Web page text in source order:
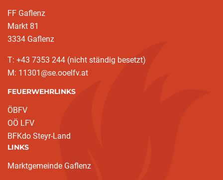
FF Gaflenz
Markt 81
3334 Gaflenz
T: +43 7353 244 (nicht ständig besetzt)
M: 11301@se.ooelfv.at
FEUERWEHRLINKS
ÖBFV
OÖ LFV
BFKdo Steyr-Land
LINKS
Marktgemeinde Gaflenz